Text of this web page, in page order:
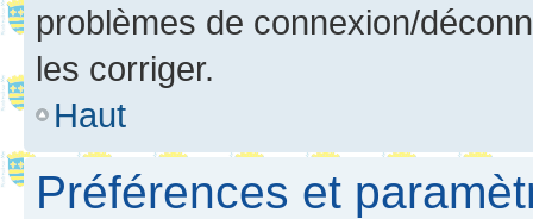
problèmes de connexion/
les corriger.
Haut
Préférences et